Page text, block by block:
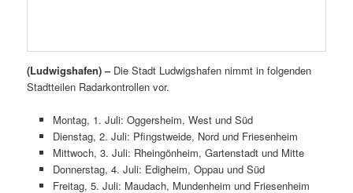
(Ludwigshafen) – Die Stadt Ludwigshafen nimmt in folgenden
Stadtteilen Radarkontrollen vor.
Montag, 1. Juli: Oggersheim, West und Süd
Dienstag, 2. Juli: Pfingstweide, Nord und Friesenheim
Mittwoch, 3. Juli: Rheingönheim, Gartenstadt und Mitte
Donnerstag, 4. Juli: Edigheim, Oppau und Süd
Freitag, 5. Juli: Maudach, Mundenheim und Friesenheim